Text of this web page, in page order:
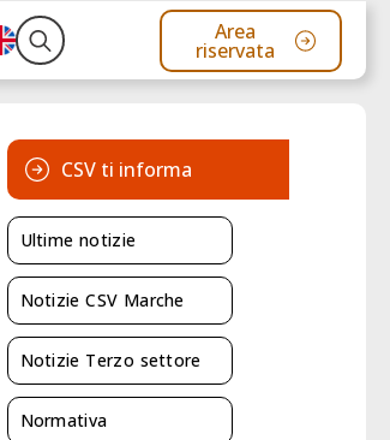
Search
Area
riservata
CSV ti informa
Ultime notizie
Notizie CSV Marche
Notizie Terzo settore
Normativa